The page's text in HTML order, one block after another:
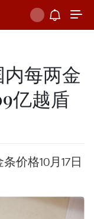
内每两金
亿越盾
价格10月17日